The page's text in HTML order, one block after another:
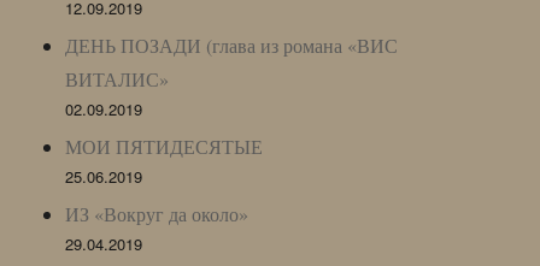
12.09.2019
ДЕНЬ ПОЗАДИ (глава из романа «ВИС
ВИТАЛИС»
02.09.2019
МОИ ПЯТИДЕСЯТЫЕ
25.06.2019
ИЗ «Вокруг да около»
29.04.2019